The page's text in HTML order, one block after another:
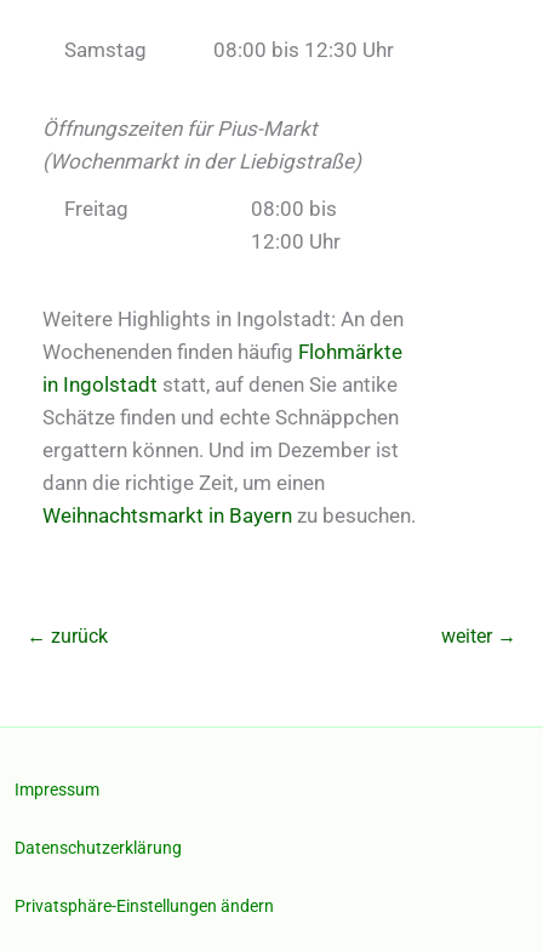
Samstag 08:00 bis 12:30 Uhr
Öffnungszeiten für Pius-Markt
(Wochenmarkt in der Liebigstraße)
Freitag
08:00 bis
12:00 Uhr
Weitere Highlights in Ingolstadt: An den
Wochenenden finden häufig Flohmärkte
in Ingolstadt statt, auf denen Sie antike
Schätze finden und echte Schnäppchen
ergattern können. Und im Dezember ist
dann die richtige Zeit, um einen
Weihnachtsmarkt in Bayern zu besuchen.
← zurück weiter →
Impressum
Datenschutzerklärung
Privatsphäre-Einstellungen ändern